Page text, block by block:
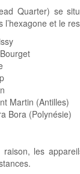
Quarter) se
l’hexagone et le
Martin (Antilles)
Bora (Polynésie)
raison, les